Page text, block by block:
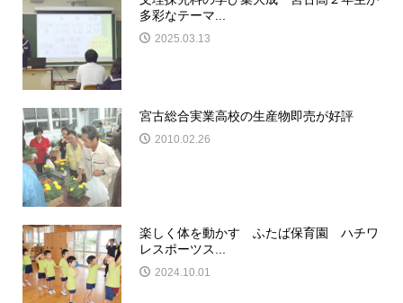
多彩なテーマ...
2025.03.13
宮古総合実業高校の生産物即売が好評
2010.02.26
楽しく体を動かす ふたば保育園 ハチワ
レスポーツス...
2024.10.01